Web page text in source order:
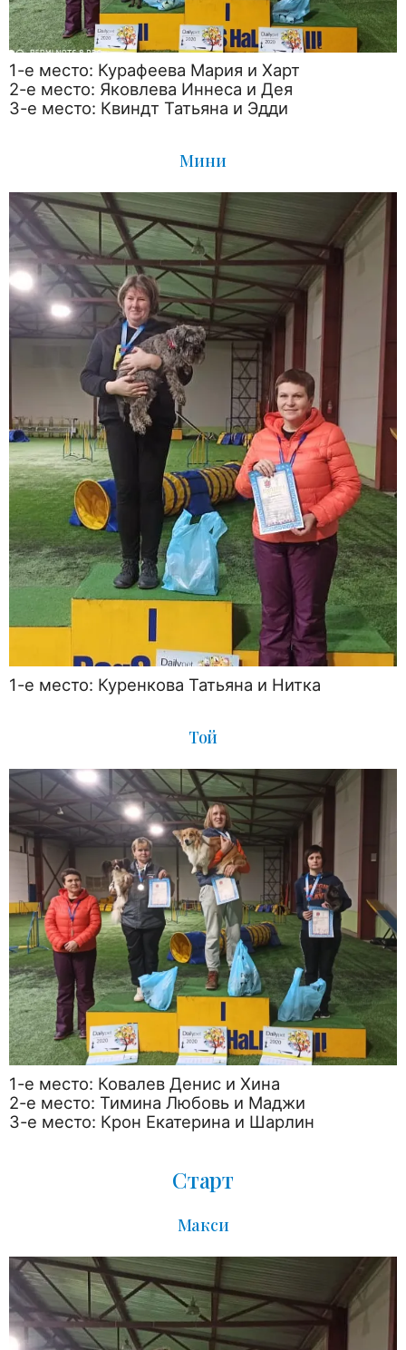
1-е место: Курафеева Мария и Харт
2-е место: Яковлева Иннеса и Дея
3-е место: Квиндт Татьяна и Эдди
Мини
1-е место: Куренкова Татьяна и Нитка
Той
1-е место: Ковалев Денис и Хина
2-е место: Тимина Любовь и Маджи
3-е место: Крон Екатерина и Шарлин
Старт
Макси